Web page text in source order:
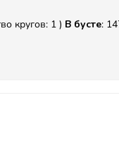
кругов: 1 ) В бусте: